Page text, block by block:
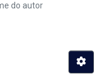
do autor